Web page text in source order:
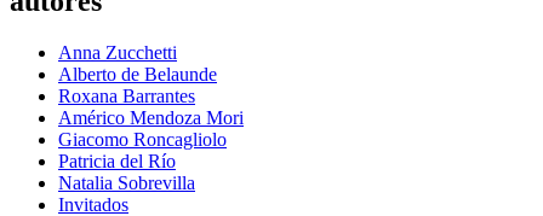
Anna Zucchetti
Alberto de Belaunde
Roxana Barrantes
Américo Mendoza Mori
Giacomo Roncagliolo
Patricia del Río
Natalia Sobrevilla
Invitados